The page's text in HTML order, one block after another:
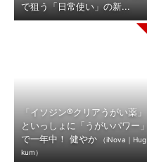
で狙う「日常使い」の新...
「イソジン®クリアうがい薬」
といっしょに「うがいパワー」
で一年中！ 健やか
（iNova｜Hug
kum）